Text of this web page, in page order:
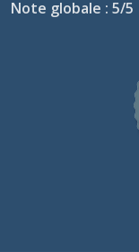
Note globale : 5/5